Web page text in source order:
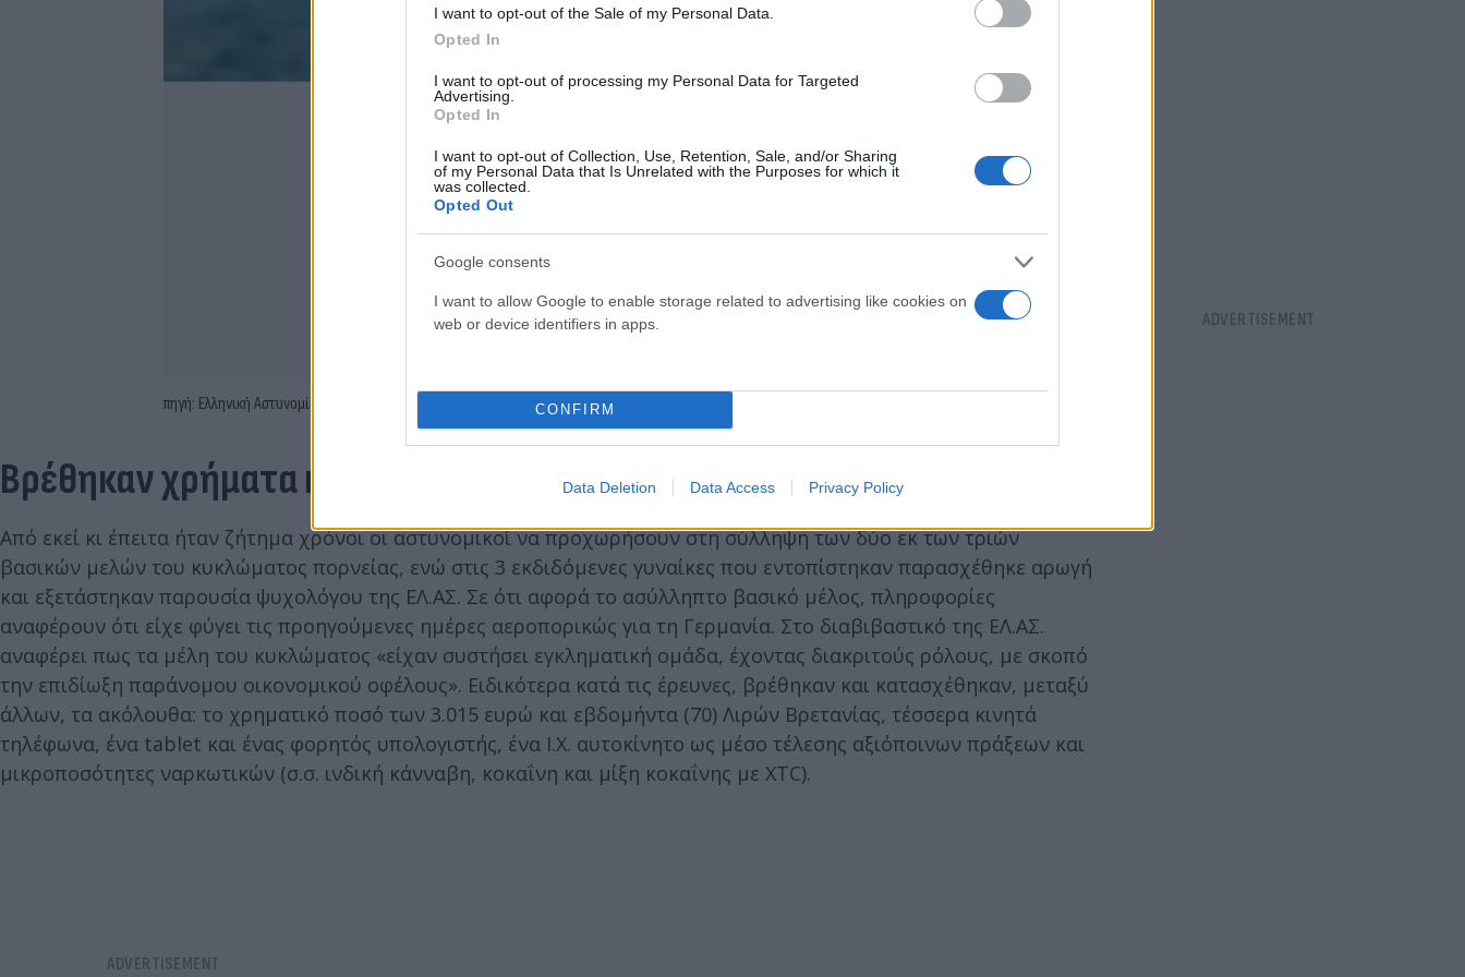
I want to opt-out of the Sale of my Personal Data.
Opted In
I want to opt-out of processing my Personal Data for Targeted
Advertising.
Opted In
I want to opt-out of Collection, Use, Retention, Sale, and/or Sharing
of my Personal Data that Is Unrelated with the Purposes for which it
was collected.
Opted Out
Google consents
I want to allow Google to enable storage related to advertising like cookies on
web or device identifiers in apps.
CONFIRM
Data Deletion Data Access Privacy Policy
πηγή: Ελληνική Αστυνομία
Βρέθηκαν χρήματα και ναρκωτικά
Από εκεί κι έπειτα ήταν ζήτημα χρόνοι οι αστυνομικοί να προχωρήσουν στη σύλληψη των δύο εκ των τριών
βασικών μελών του κυκλώματος πορνείας, ενώ στις 3 εκδιδόμενες γυναίκες που εντοπίστηκαν παρασχέθηκε αρωγή
και εξετάστηκαν παρουσία ψυχολόγου της ΕΛ.ΑΣ. Σε ότι αφορά το ασύλληπτο βασικό μέλος, πληροφορίες
αναφέρουν ότι είχε φύγει τις προηγούμενες ημέρες αεροπορικώς για τη Γερμανία. Στο διαβιβαστικό της ΕΛ.ΑΣ.
αναφέρει πως τα μέλη του κυκλώματος «είχαν συστήσει εγκληματική ομάδα, έχοντας διακριτούς ρόλους, με σκοπό
την επιδίωξη παράνομου οικονομικού οφέλους». Ειδικότερα κατά τις έρευνες, βρέθηκαν και κατασχέθηκαν, μεταξύ
άλλων, τα ακόλουθα: το χρηματικό ποσό των 3.015 ευρώ και εβδομήντα (70) Λιρών Βρετανίας, τέσσερα κινητά
τηλέφωνα, ένα tablet και ένας φορητός υπολογιστής, ένα Ι.Χ. αυτοκίνητο ως μέσο τέλεσης αξιόποινων πράξεων και
μικροποσότητες ναρκωτικών (σ.σ. ινδική κάνναβη, κοκαΐνη και μίξη κοκαΐνης με XTC).